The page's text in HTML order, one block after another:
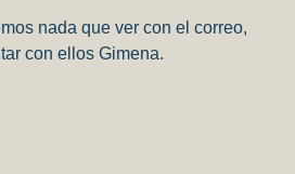
nada que ver con el correo,
con ellos Gimena.